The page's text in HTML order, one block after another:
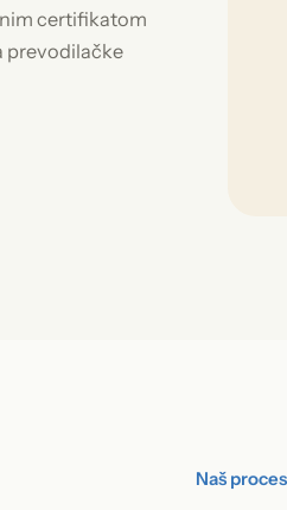
certifikatom
prevodilačke
Naš proces